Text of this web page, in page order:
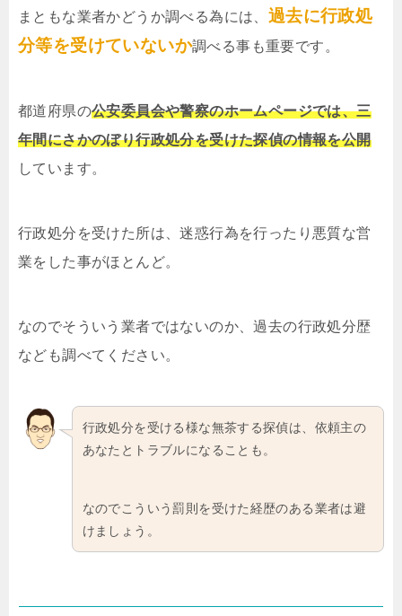
まともな業者かどうか調べる為には、 過去に行政処
分等を受けていないか調べる事も重要です。
都道府県の公安委員会や警察のホームページでは、三
年間にさかのぼり行政処分を受けた探偵の情報を公開
しています。
行政処分を受けた所は、迷惑行為を行ったり悪質な営
業をした事がほとんど。
なのでそういう業者ではないのか、過去の行政処分歴
なども調べてください。
行政処分を受ける様な無茶する探偵は、依頼主の
あなたとトラブルになることも。
なのでこういう罰則を受けた経歴のある業者は避
けましょう。